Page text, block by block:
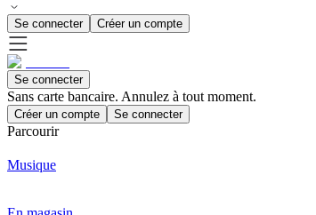
Se connecter Créer un compte
Se connecter
Sans carte bancaire. Annulez à tout moment.
Créer un compte Se connecter
Parcourir
Musique